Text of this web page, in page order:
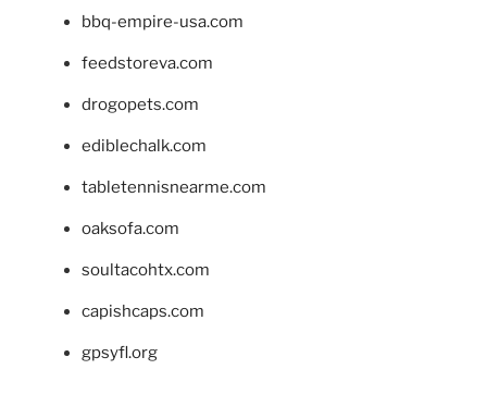
bbq-empire-usa.com
feedstoreva.com
drogopets.com
ediblechalk.com
tabletennisnearme.com
oaksofa.com
soultacohtx.com
capishcaps.com
gpsyfl.org